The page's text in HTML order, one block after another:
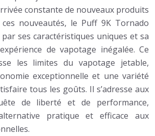
constante de nouveaux produits
nouveautés, le Puff 9K Tornado
ses caractéristiques uniques et sa
de vapotage inégalée. Ce
les limites du vapotage jetable,
exceptionnelle et une variété
tous les goûts. Il s’adresse aux
de liberté et de performance,
pratique et efficace aux